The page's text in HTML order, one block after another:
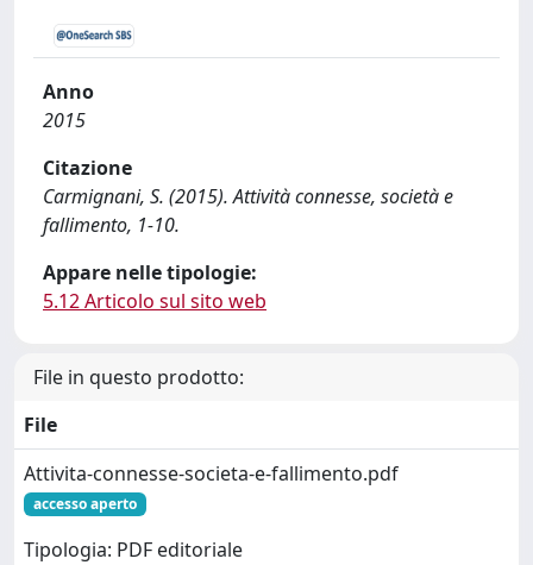
Anno
2015
Citazione
Carmignani, S. (2015). Attività connesse, società e
fallimento, 1-10.
Appare nelle tipologie:
5.12 Articolo sul sito web
File in questo prodotto:
File
Attivita-connesse-societa-e-fallimento.pdf
accesso aperto
Tipologia: PDF editoriale